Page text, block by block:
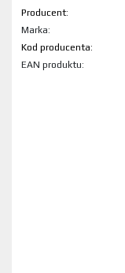
Producent:
Marka:
Kod produktu:
EAN produktu: